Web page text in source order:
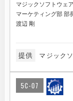
マジックソフトウェ
マーケティング部 部
渡辺 剛
提供 マジック
5C-07